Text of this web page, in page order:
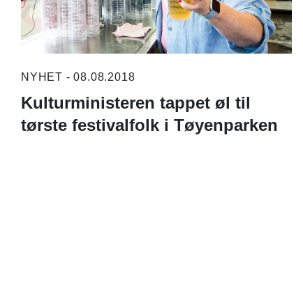
NYHET - 08.08.2018
Kulturministeren tappet øl til
tørste festivalfolk i Tøyenparken